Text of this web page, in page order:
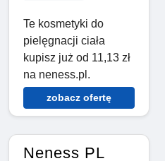
Te kosmetyki do
pielęgnacji ciała
kupisz już od 11,13 zł
na neness.pl.
zobacz ofertę
Neness PL